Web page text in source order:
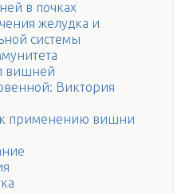
в почках
желудка и
системы
вишней
Виктория
к применению вишни